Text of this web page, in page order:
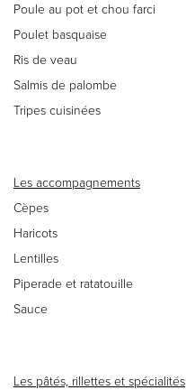
Poule au pot et chou farci
Poulet basquaise
Ris de veau
Salmis de palombe
Tripes cuisinées
Les accompagnements
Cèpes
Haricots
Lentilles
Piperade et ratatouille
Sauce
Les pâtés, rillettes et spécialités